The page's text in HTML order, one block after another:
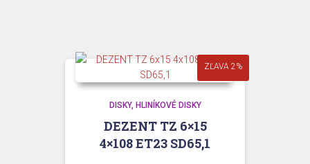
ZĽAVA 2%
DISKY HLINÍKOVÉ DISKY
DEZENT TZ 6×15
4×108 ET23 SD65,1